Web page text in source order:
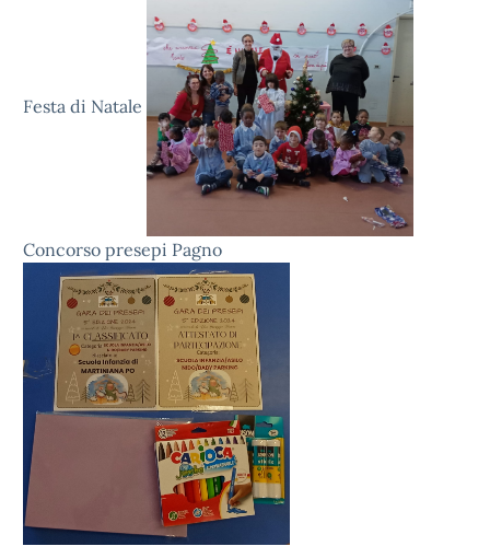
Festa di Natale
Concorso presepi Pagno